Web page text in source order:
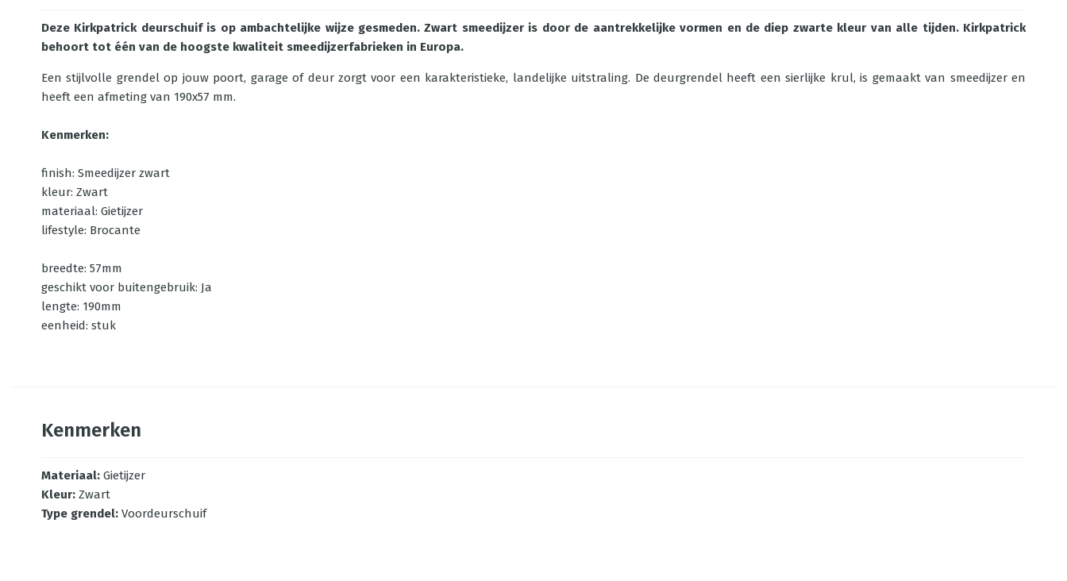
Deze Kirkpatrick deurschuif is op ambachtelijke wijze gesmeden. Zwart smeedijzer is door de aantrekkelijke vormen en de diep zwarte kleur van alle tijden. Kirkpatrick
behoort tot één van de hoogste kwaliteit smeedijzerfabrieken in Europa.
Een stijlvolle grendel op jouw poort, garage of deur zorgt voor een karakteristieke, landelijke uitstraling. De deurgrendel heeft een sierlijke krul, is gemaakt van smeedijzer en
heeft een afmeting van 190x57 mm.
Kenmerken:
finish: Smeedijzer zwart
kleur: Zwart
materiaal: Gietijzer
lifestyle: Brocante
breedte: 57mm
geschikt voor buitengebruik: Ja
lengte: 190mm
eenheid: stuk
Kenmerken
Materiaal: Gietijzer
Kleur: Zwart
Type grendel: Voordeurschuif